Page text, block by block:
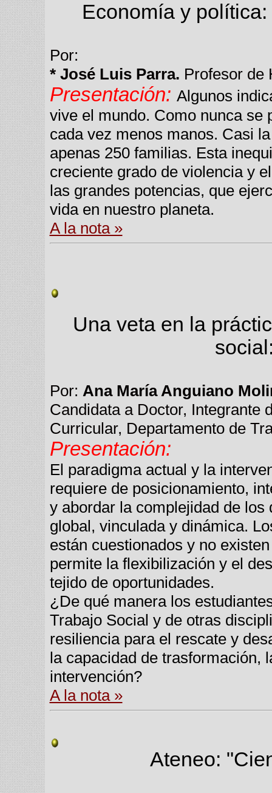
Economía y
Por:
* José Luis Parra. Profesor de
Presentación: Algunos
vive el mundo. Como nunca se
cada vez menos manos. Casi
apenas 250 familias. Esta
creciente grado de violencia y
las grandes potencias, que
vida en nuestro planeta.
A la nota »
Una veta en la
Por: Ana María Anguiano
Candidata a Doctor, Integrante
Curricular, Departamento de
Presentación:
El paradigma actual y la
requiere de posicionamiento,
y abordar la complejidad de
global, vinculada y dinámica.
están cuestionados y no
permite la flexibilización y el
tejido de oportunidades.
¿De qué manera los
Trabajo Social y de otras
resiliencia para el rescate y
la capacidad de trasformación,
intervención?
A la nota »
Ateneo: